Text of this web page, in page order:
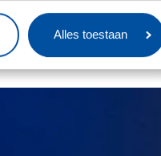
Alles toestaan